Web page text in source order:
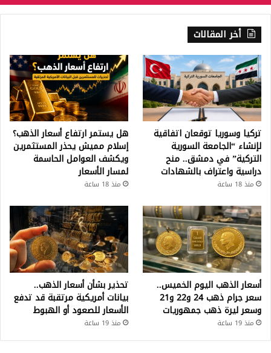
أخر المقالات
تركيا وسوريا توقعان اتفاقية
لإنشاء “الجامعة السورية
التركية” في دمشق.. منح
دراسية واعتراف بالشهادات
منذ 18 ساعة
هل يستمر ارتفاع أسعار الذهب؟
إسلام مميش يحذر المستثمرين
ويكشف العوامل الحاسمة
لمسار الأسعار
منذ 18 ساعة
أسعار الذهب اليوم الخميس..
سعر جرام ذهب 24 و22 و21
وسعر ليرة ذهب جمهوريات
منذ 19 ساعة
تحذير بشأن أسعار الذهب..
بيانات أمريكية مرتقبة قد تدفع
الأسعار للصعود أو الهبوط
منذ 19 ساعة